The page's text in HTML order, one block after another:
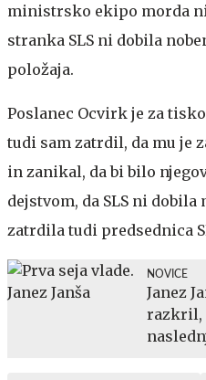
ministrsko ekipo morda
stranka SLS ni dobila
položaja.
Poslanec Ocvirk je za
tudi sam zatrdil, da mu je
in zanikal, da bi bilo
dejstvom, da SLS ni dobila
zatrdila tudi predsednica
NOVICE
Janez
razkril,